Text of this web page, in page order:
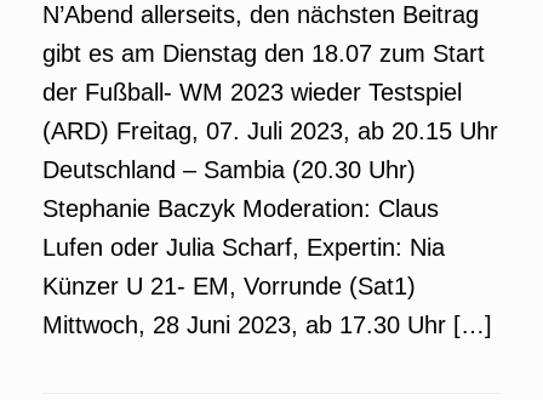
N’Abend allerseits, den nächsten Beitrag
gibt es am Dienstag den 18.07 zum Start
der Fußball- WM 2023 wieder Testspiel
(ARD) Freitag, 07. Juli 2023, ab 20.15 Uhr
Deutschland – Sambia (20.30 Uhr)
Stephanie Baczyk Moderation: Claus
Lufen oder Julia Scharf, Expertin: Nia
Künzer U 21- EM, Vorrunde (Sat1)
Mittwoch, 28 Juni 2023, ab 17.30 Uhr […]